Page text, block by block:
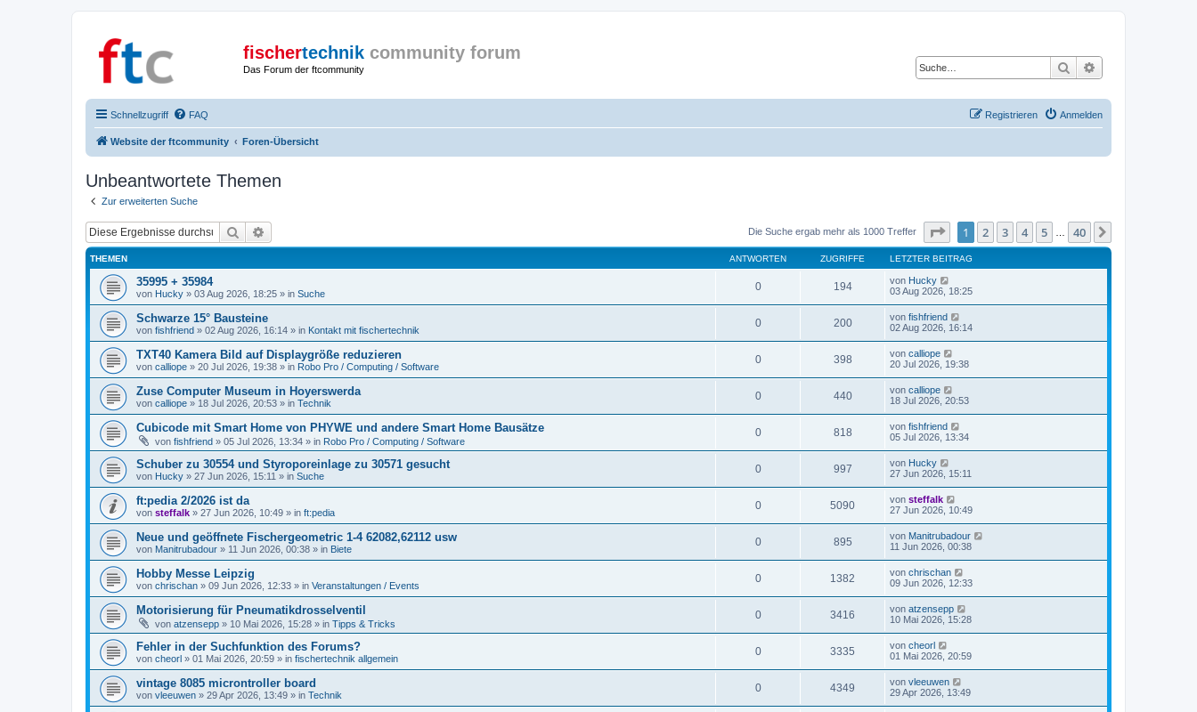
fischertechnik community forum
Das Forum der ftcommunity Suche
Schnellzugriff FAQ Anmelden
Registrieren
Website der ftcommunity Foren-Übersicht
Unbeantwortete Themen
Zur erweiterten Suche
Suche Die Suche ergab mehr als 1000 Treffer Seite von40
1 2 3 4 5 40
THEMEN ANTWORTEN ZUGRIFFE LETZTER BEITRAG
35995 + 35984
von Hucky » 03 Aug 2026, 18:25 » in Suche
0 194 von Hucky
03 Aug 2026, 18:25
Schwarze 15° Bausteine
von fishfriend » 02 Aug 2026, 16:14 » in Kontakt mit fischertechnik
0 200 von fishfriend
02 Aug 2026, 16:14
TXT40 Kamera Bild auf Displaygröße reduzieren
von calliope » 20 Jul 2026, 19:38 » in Robo Pro / Computing / Software
0 398 von calliope
20 Jul 2026, 19:38
Zuse Computer Museum in Hoyerswerda
von calliope » 18 Jul 2026, 20:53 » in Technik
0 440 von calliope
18 Jul 2026, 20:53
Cubicode mit Smart Home von PHYWE und andere Smart Home Bausätze
von fishfriend » 05 Jul 2026, 13:34 » in Robo Pro / Computing / Software
0 818 von fishfriend
05 Jul 2026, 13:34
Schuber zu 30554 und Styroporeinlage zu 30571 gesucht
von Hucky » 27 Jun 2026, 15:11 » in Suche
0 997 von Hucky
27 Jun 2026, 15:11
ft:pedia 2/2026 ist da
von steffalk » 27 Jun 2026, 10:49 » in ft:pedia
0 5090 von steffalk
27 Jun 2026, 10:49
Neue und geöffnete Fischergeometric 1-4 62082,62112 usw
von Manitrubadour » 11 Jun 2026, 00:38 » in Biete
0 895 von Manitrubadour
11 Jun 2026, 00:38
Hobby Messe Leipzig
von chrischan » 09 Jun 2026, 12:33 » in Veranstaltungen / Events
0 1382 von chrischan
09 Jun 2026, 12:33
Motorisierung für Pneumatikdrosselventil
von atzensepp » 10 Mai 2026, 15:28 » in Tipps & Tricks
0 3416 von atzensepp
10 Mai 2026, 15:28
Fehler in der Suchfunktion des Forums?
von cheorl » 01 Mai 2026, 20:59 » in fischertechnik allgemein
0 3335 von cheorl
01 Mai 2026, 20:59
vintage 8085 microntroller board
von vleeuwen » 29 Apr 2026, 13:49 » in Technik
0 4349 von vleeuwen
29 Apr 2026, 13:49